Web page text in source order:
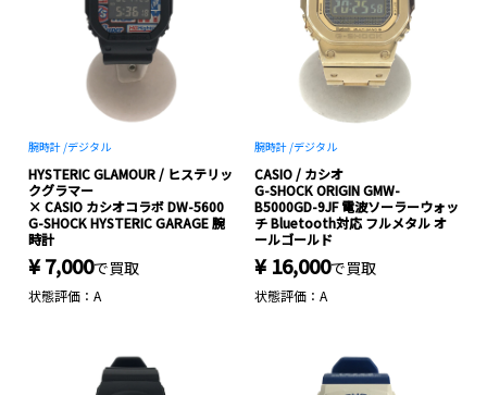
腕時計 /デジタル
HYSTERIC GLAMOUR / ヒステリッ
クグラマー
× CASIO カシオコラボ DW-5600
G-SHOCK HYSTERIC GARAGE 腕
時計
¥ 7,000で買取
状態評価：A
腕時計 /デジタル
CASIO / カシオ
G-SHOCK ORIGIN GMW-
B5000GD-9JF 電波ソーラーウォッ
チ Bluetooth対応 フルメタル オ
ールゴールド
¥ 16,000で買取
状態評価：A